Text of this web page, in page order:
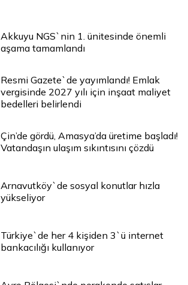
Akkuyu NGS`nin 1. ünitesinde önemli
aşama tamamlandı
Resmi Gazete`de yayımlandı! Emlak
vergisinde 2027 yılı için inşaat maliyet
bedelleri belirlendi
Çin’de gördü, Amasya’da üretime başladı!
Vatandaşın ulaşım sıkıntısını çözdü
Arnavutköy`de sosyal konutlar hızla
yükseliyor
Türkiye`de her 4 kişiden 3`ü internet
bankacılığı kullanıyor